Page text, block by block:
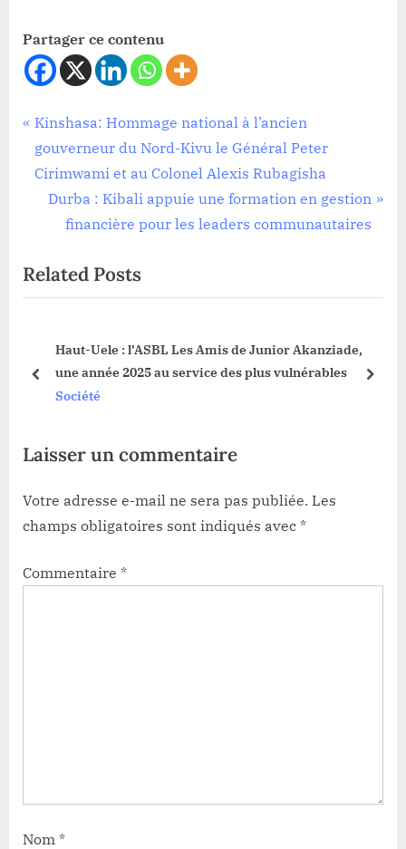
Partager ce contenu
Développement
Société
Navigation
de
l’article
P
r
e
u
s
s
Kinshasa: Hommage national à l’ancien
gouverneur du Nord-Kivu le Général Peter
Cirimwami et au Colonel Alexis Rubagisha
N
t
P
Durba : Kibali appuie une formation en gestion
financière pour les leaders communautaires
Related Posts
Haut-Uele : l’ASBL Les Amis de Junior Akanziade,
une année 2025 au service des plus vulnérables
Société
prev next
Laisser un commentaire
Votre adresse e-mail ne sera pas publiée. Les
champs obligatoires sont indiqués avec *
Commentaire *
Nom *